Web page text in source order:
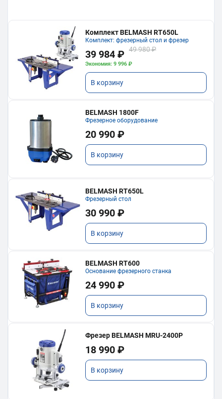
Комплект BELMASH RT650L
Комплект: фрезерный стол и фрезер
39 984 ₽ 49 980 ₽
Экономия: 9 996 ₽
В корзину
BELMASH 1800F
Фрезерное оборудование
20 990 ₽
В корзину
BELMASH RT650L
Фрезерный стол
30 990 ₽
В корзину
BELMASH RT600
Основание фрезерного станка
24 990 ₽
В корзину
Фрезер BELMASH MRU-2400P
18 990 ₽
В корзину